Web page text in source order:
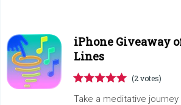
iPhone Giveaway
Lines
(2 votes)
Take a meditative